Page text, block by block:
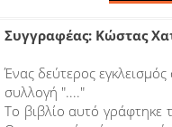
Συγγραφέας: Κώστας
Ένας δεύτερος
συλλογή "...."
Το βιβλίο αυτό γράφτηκε